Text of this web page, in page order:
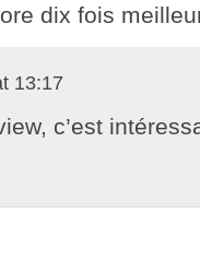
dix fois
13:17
c’est